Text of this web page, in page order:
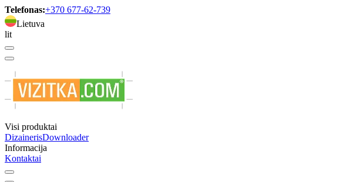
Telefonas:+370 677-62-739
Lietuva
lit
Visi produktai
DizainerisDownloader
Informacija
Kontaktai